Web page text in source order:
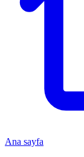
Ana sayfa